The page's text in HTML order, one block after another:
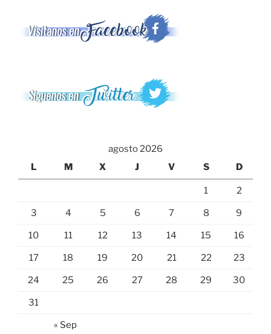
agosto 2026
L
M X J V S D
1 2
3 4 5 6 7 8 9
10 11 12 13 14 15 16
17 18 19 20 21 22 23
24 25 26 27 28 29 30
31
« Sep